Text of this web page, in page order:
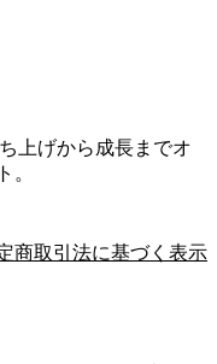
上げから成長までオ
。
商取引法に基づく表示